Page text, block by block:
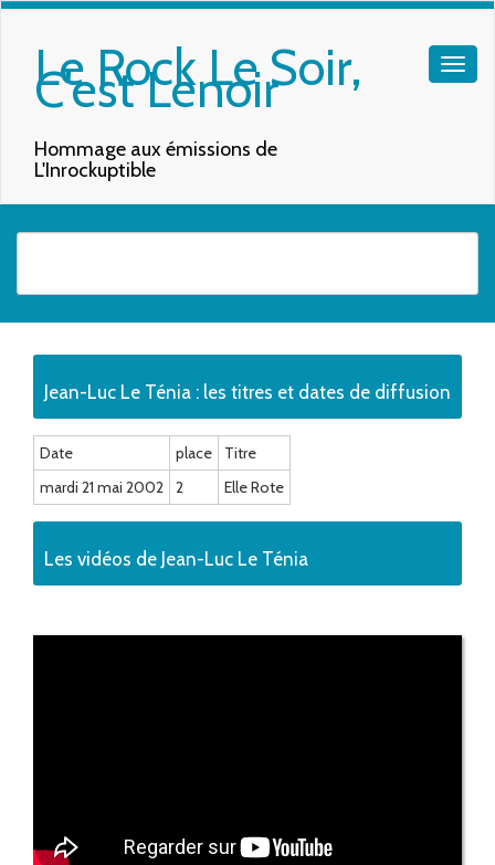
Le Rock Le Soir,
C'est Lenoir
Hommage aux émissions de
L'Inrockuptible
Jean-Luc Le Ténia : les titres et dates de diffusion
Date place
Titre
mardi 21 mai 2002
2 Elle Rote
Les vidéos de Jean-Luc Le Ténia